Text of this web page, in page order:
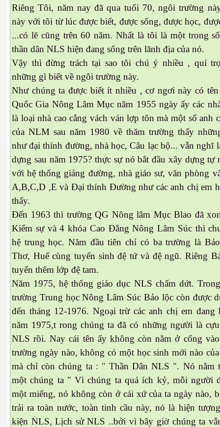
Riêng Tôi, năm nay đã qua tuổi 70, ngôi trường
này với tôi từ lúc được biết, được sống, được học,
...có lẽ cũng trên 60 năm. Nhất là tôi là một trong
thần dân NLS hiện đang sống trên lãnh địa của nó.
Vậy thì đừng trách tại sao tôi chú ý nhiều , quí
những gì biết về ngôi trường này.
Như chúng ta được biết ít nhiều , cơ ngơi này có
Quốc Gia Nông Lâm Mục năm 1955 ngày ấy các
là loại nhà cao cẳng vách ván lợp tôn mà một số anh
của NLM sau năm 1980 về thăm trường thấy
như đại thính đường, nhà học, Câu lạc bộ... vẫn nghĩ
dựng sau năm 1975? thực sự nó bắt đầu xây dựng tự
với hệ thống giảng đường, nhà giáo sư, văn phòng
A,B,C,D ,E và Đại thính Đường như các anh chị em
thấy.
Đến 1963 thì trường QG Nông lâm Mục Blao đã
Kiểm sự và 4 khóa Cao Đẳng Nông Lâm Súc thì
hệ trung học. Năm đầu tiên chỉ có ba trường là
Thơ, Huế cùng tuyển sinh đệ tứ và đệ ngũ. Riêng
tuyển thêm lớp đệ tam.
Năm 1975, hệ thống giáo dục NLS chấm dứt.
trường Trung học Nông Lâm Súc Bảo lộc còn được
đến tháng 12-1976. Ngoại trừ các anh chị em đang
năm 1975,t rong chúng ta đã có những người là
NLS rồi. Nay cái tên ấy không còn nằm ở cổng
trường ngày nào, không có một học sinh mới nào
mà chỉ còn chúng ta : " Thần Dân NLS ". Nó nằm
một chúng ta " Vì chúng ta quá ích kỷ, mỗi người
một miếng, nó không còn ở cái xứ của ta ngày nào,
trải ra toàn nước, toàn tinh cầu này, nó là hiện
kiện NLS, Lịch sử NLS ..bởi vì bây giờ chúng ta
Trí